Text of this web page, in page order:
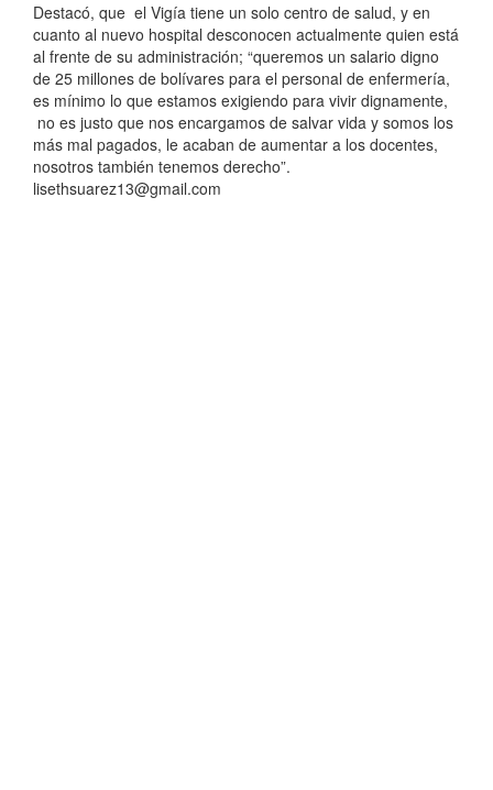
Destacó, que el Vigía tiene un solo centro de salud, y en
cuanto al nuevo hospital desconocen actualmente quien está
al frente de su administración; “queremos un salario digno
de 25 millones de bolívares para el personal de enfermería,
es mínimo lo que estamos exigiendo para vivir dignamente,
no es justo que nos encargamos de salvar vida y somos los
más mal pagados, le acaban de aumentar a los docentes,
nosotros también tenemos derecho”.
lisethsuarez13@gmail.com